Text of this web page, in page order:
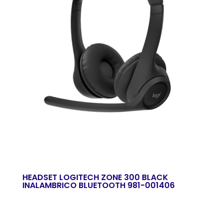
HEADSET LOGITECH ZONE 300 BLACK
INALAMBRICO BLUETOOTH 981-001406